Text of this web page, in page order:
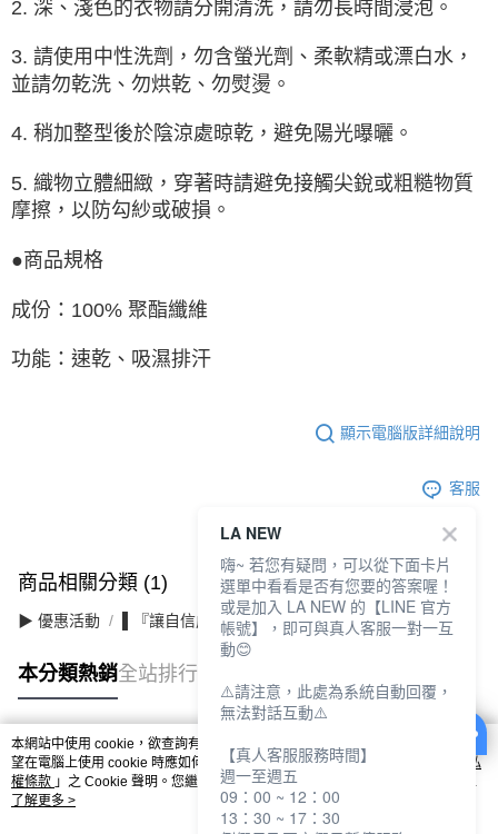
2. 深、淺色的衣物請分開清洗，請勿長時間浸泡。
3. 請使用中性洗劑，勿含螢光劑、柔軟精或漂白水，
並請勿乾洗、勿烘乾、勿熨燙。
4. 稍加整型後於陰涼處晾乾，避免陽光曝曬。
5. 織物立體細緻，穿著時請避免接觸尖銳或粗糙物質
摩擦，以防勾紗或破損。
●商品規格
成份：100% 聚酯纖維
功能：速乾、吸濕排汗
顯示電腦版詳細說明
客服
商品相關分類 (1)
▶ 優惠活動 ▌『讓自信成為日常』滿件最高3折
本分類熱銷全站排行
熱門標籤
本網站中使用 cookie，欲查詢有關本網站使用 cookie 方式之詳情，及若您不希
望在電腦上使用 cookie 時應如何變更電腦的 cookie 設定，請參閱本網站「
隱私
權條款 」之 Cookie 聲明。您繼續使用本網站即表示您同意本公司得按本網站使
用條款之 Cookie 聲明使用 cookie。
了解更多 >
LA NEW
嗨~ 若您有疑問，可以從下面卡片
選單中看看是否有您要的答案喔！
或是加入 LA NEW 的【LINE 官方
帳號】，即可與真人客服一對一互
動😊
⚠️請注意，此處為系統自動回覆，
無法對話互動⚠️
【真人客服服務時間】
週一至週五
09：00 ~ 12：00
13：30 ~ 17：30